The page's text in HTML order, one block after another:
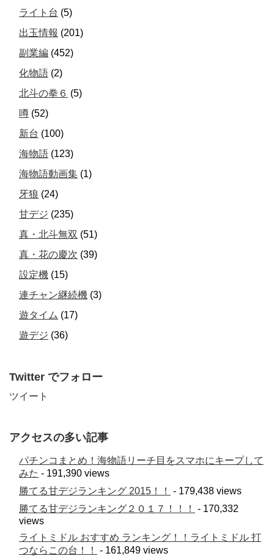
ライト台 (5)
出玉情報 (201)
副業編 (452)
化物語 (2)
北斗の拳６ (5)
噂 (52)
新台 (100)
海物語 (123)
海物語動画集 (1)
牙狼 (24)
甘デジ (235)
真・北斗無双 (51)
真・花の慶次 (39)
設定機 (15)
連チャン継続機 (3)
遊タイム (17)
遊デジ (36)
Twitter でフォロー
ツイート
アクセスの多い記事
パチンコまとめ！海物語リーチ目をスマホにキープして
みた - 191,390 views
勝てる甘デジランキング 2015！！
- 179,438 views
勝てる甘デジランキング２０１７！！！
- 170,332
views
ライトミドル おすすめ ランキング！！ライトミドル 打
つならこの台！！
- 161,849 views